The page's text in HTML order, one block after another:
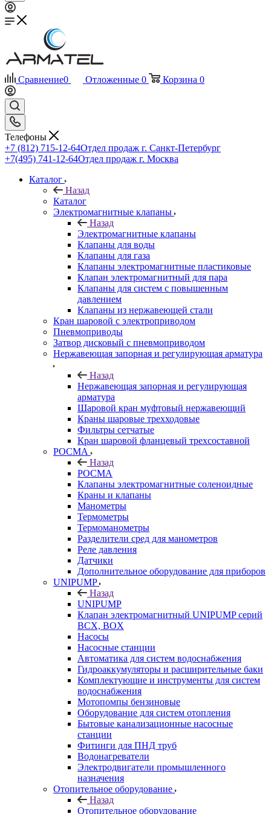
Сравнение0 Отложенные 0 Корзина 0
Телефоны
+7 (812) 715-12-64Отдел продаж г. Санкт-Петербург
+7(495) 741-12-64Отдел продаж г. Москва
Каталог
Назад
Каталог
Электромагнитные клапаны
Назад
Электромагнитные клапаны
Клапаны для воды
Клапаны для газа
Клапаны электромагнитные пластиковые
Клапан электромагнитный для пара
Клапаны для систем с повышенным
давлением
Клапаны из нержавеющей стали
Кран шаровой с электроприводом
Пневмоприводы
Затвор дисковый с пневмоприводом
Нержавеющая запорная и регулирующая арматура
Назад
Нержавеющая запорная и регулирующая
арматура
Шаровой кран муфтовый нержавеющий
Краны шаровые трехходовые
Фильтры сетчатые
Кран шаровой фланцевый трехсоставной
РОСМА
Назад
РОСМА
Клапаны электромагнитные соленоидные
Краны и клапаны
Манометры
Термометры
Термоманометры
Разделители сред для манометров
Реле давления
Датчики
Дополнительное оборудование для приборов
UNIPUMP
Назад
UNIPUMP
Клапан электромагнитный UNIPUMP серий
BCX, BOX
Насосы
Насосные станции
Автоматика для систем водоснабжения
Гидроаккумуляторы и расширительные баки
Комплектующие и инструменты для систем
водоснабжения
Мотопомпы бензиновые
Оборудование для систем отопления
Бытовые канализационные насосные
станции
Фитинги для ПНД труб
Водонагреватели
Электродвигатели промышленного
назначения
Отопительное оборудование
Назад
Отопительное оборудование